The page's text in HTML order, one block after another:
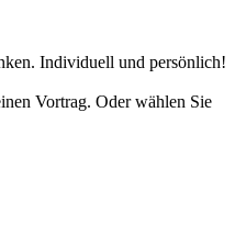
Individuell und persönlich!
Vortrag. Oder wählen Sie